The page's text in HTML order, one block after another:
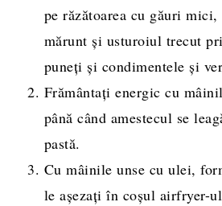
pe răzătoarea cu găuri
mărunt și usturoiul trecut
puneți și condimentele și
Frământați energic cu
până când amestecul se
pastă.
Cu mâinile unse cu ulei,
le așezați în coșul airfryer-